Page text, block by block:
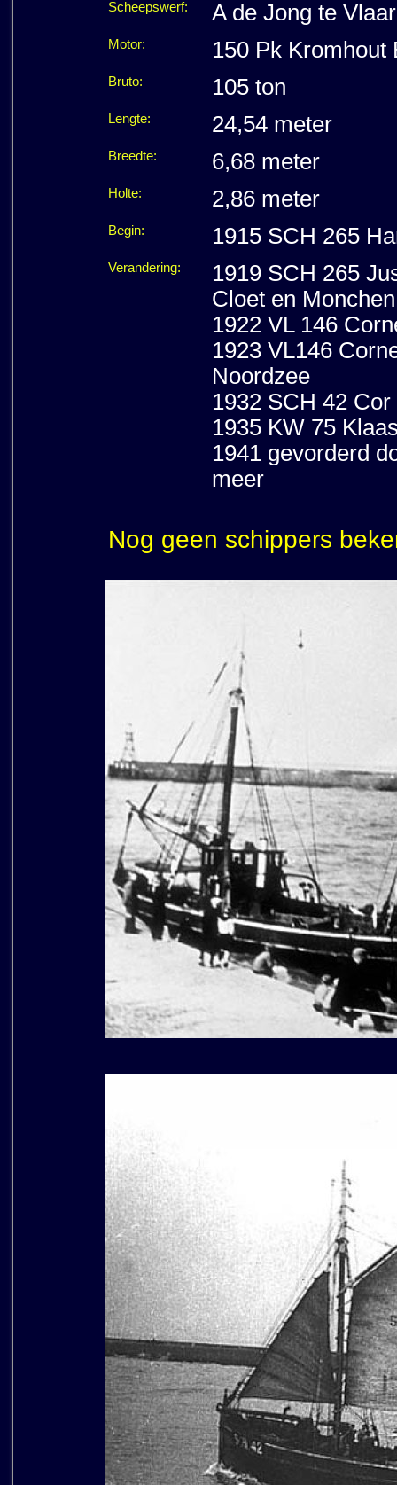
Scheepswerf: A de Jong te
Motor: 150 Pk Kromhout
Bruto: 105 ton
Lengte: 24,54 meter
Breedte: 6,68 meter
Holte: 2,86 meter
Begin: 1915 SCH 265
Verandering:
1919 SCH 265
Cloet en Monchen
1922 VL 146
1923 VL146
Noordzee
1932 SCH 42
1935 KW 75
1941 gevorderd
meer
Nog geen schippers